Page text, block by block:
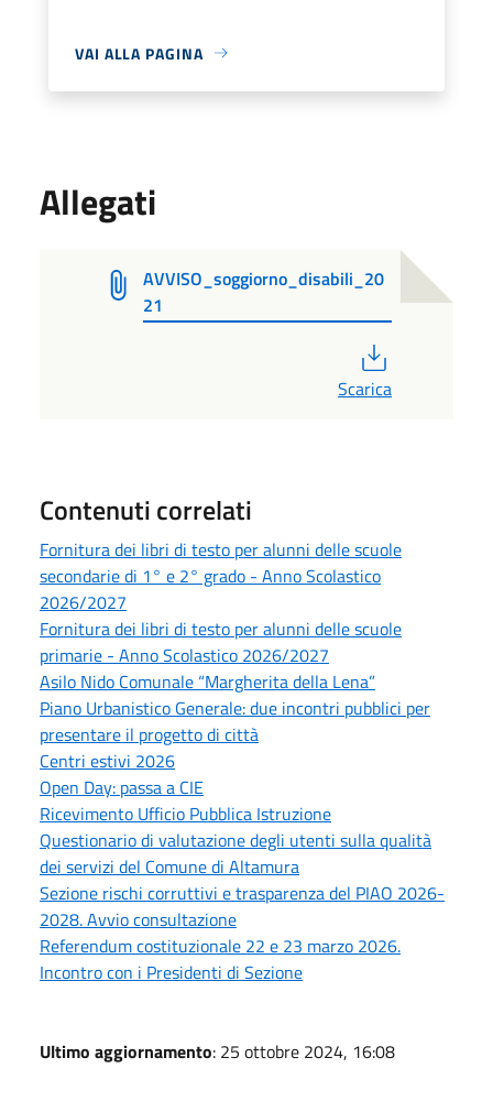
VAI ALLA PAGINA
Allegati
AVVISO_soggiorno_disabili_20
21
Scarica
Contenuti correlati
Fornitura dei libri di testo per alunni delle scuole
secondarie di 1° e 2° grado - Anno Scolastico
2026/2027
Fornitura dei libri di testo per alunni delle scuole
primarie - Anno Scolastico 2026/2027
Asilo Nido Comunale “Margherita della Lena”
Piano Urbanistico Generale: due incontri pubblici per
presentare il progetto di città
Centri estivi 2026
Open Day: passa a CIE
Ricevimento Ufficio Pubblica Istruzione
Questionario di valutazione degli utenti sulla qualità
dei servizi del Comune di Altamura
Sezione rischi corruttivi e trasparenza del PIAO 2026-
2028. Avvio consultazione
Referendum costituzionale 22 e 23 marzo 2026.
Incontro con i Presidenti di Sezione
Ultimo aggiornamento: 25 ottobre 2024, 16:08